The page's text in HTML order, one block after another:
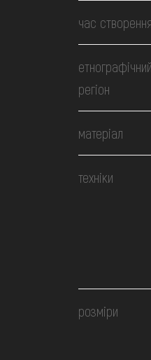
час створення
етнографічний
регіон
матеріал
техніки
розміри